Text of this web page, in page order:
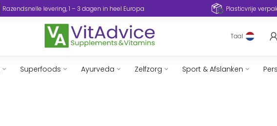
Razendsnelle levering, 1 – 3 dagen in heel Europa Plasticvrije
Taal
Superfoods Ayurveda Zelfzorg Sport & Afslanken